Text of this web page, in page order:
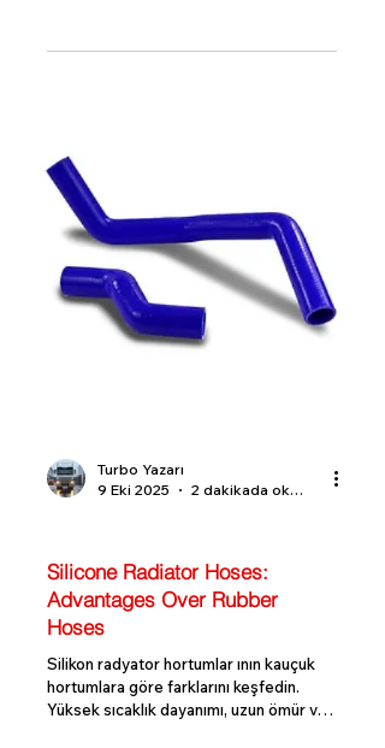
Turbo Yazarı
9 Eki 2025
2 dakikada okunur
Silicone Radiator Hoses:
Advantages Over Rubber
Hoses
Silikon radyator hortumlar ının kauçuk
hortumlara göre farklarını keşfedin.
Yüksek sıcaklık dayanımı, uzun ömür ve